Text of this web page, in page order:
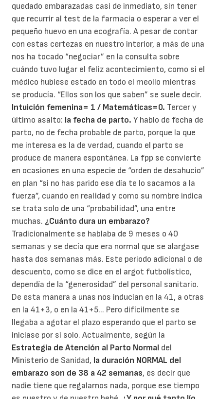
quedado embarazadas casi de inmediato, sin tener
que recurrir al test de la farmacia o esperar a ver el
pequeño huevo en una ecografía. A pesar de contar
con estas certezas en nuestro interior, a más de una
nos ha tocado “negociar” en la consulta sobre
cuándo tuvo lugar el feliz acontecimiento, como si el
médico hubiese estado en todo el meollo mientras
se producía. “Ellos son los que saben” se suele decir.
Intuición femenina= 1 / Matemáticas=0. Tercer y
último asalto: la fecha de parto. Y hablo de fecha de
parto, no de fecha probable de parto, porque la que
me interesa es la de verdad, cuando el parto se
produce de manera espontánea. La fpp se convierte
en ocasiones en una especie de “orden de desahucio”
en plan “si no has parido ese día te lo sacamos a la
fuerza”, cuando en realidad y como su nombre indica
se trata solo de una “probabilidad”, una entre
muchas. ¿Cuánto dura un embarazo?
Tradicionalmente se hablaba de 9 meses o 40
semanas y se decía que era normal que se alargase
hasta dos semanas más. Este periodo adicional o de
descuento, como se dice en el argot futbolístico,
dependía de la “generosidad” del personal sanitario.
De esta manera a unas nos inducían en la 41, a otras
en la 41+3, o en la 41+5... Pero difícilmente se
llegaba a agotar el plazo esperando que el parto se
iniciase por sí solo. Actualmente, según la
Estrategia de Atención al Parto Normal del
Ministerio de Sanidad, la duración NORMAL del
embarazo son de 38 a 42 semanas, es decir que
nadie tiene que regalarnos nada, porque ese tiempo